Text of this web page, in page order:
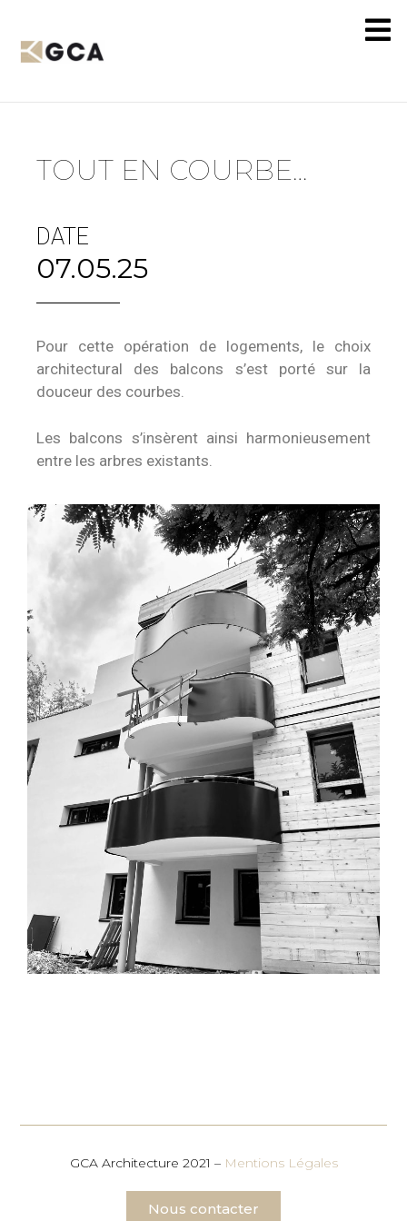
TOUT EN COURBE…
DATE
07.05.25
Pour cette opération de logements, le choix
architectural des balcons s’est porté sur la
douceur des courbes.
Les balcons s’insèrent ainsi harmonieusement
entre les arbres existants.
GCA Architecture 2021 – Mentions Légales
Nous contacter